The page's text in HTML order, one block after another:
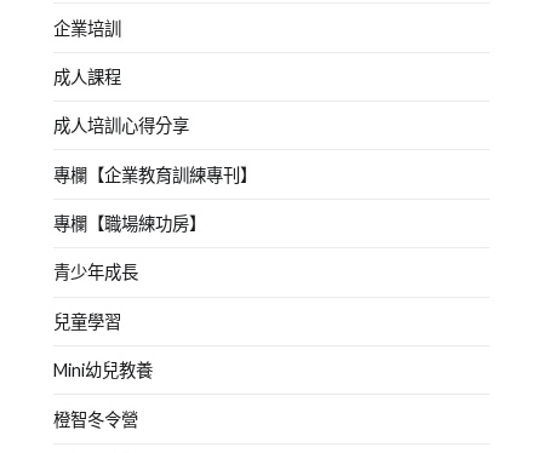
企業培訓
成人課程
成人培訓心得分享
專欄【企業教育訓練專刊】
專欄【職場練功房】
青少年成長
兒童學習
Mini幼兒教養
橙智冬令營